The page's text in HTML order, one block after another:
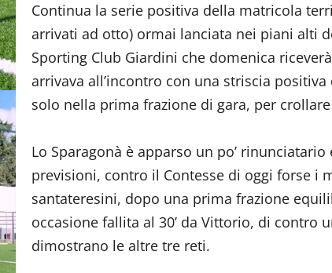
Continua la serie positiva della matricola
arrivati ad otto) ormai lanciata nei piani alti
Sporting Club Giardini che domenica
arrivava all’incontro con una striscia
solo nella prima frazione di gara, per
Lo Sparagonà è apparso un po’
previsioni, contro il Contesse di oggi forse i
santateresini, dopo una prima frazione
occasione fallita al 30’ da Vittorio, di contro
dimostrano le altre tre reti.